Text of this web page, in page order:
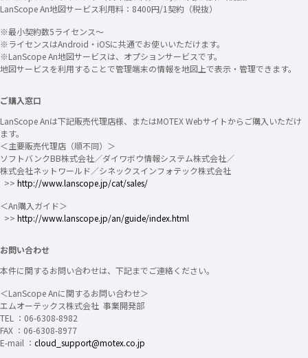
LanScope An地図サービス利用料：8400円/1契約（税抜）
※最小契約数5ライセンス～
※ライセンスはAndroid・iOSに共通でお使いいただけます。
※LanScope An地図サービスは、オプションサービスです。
地図サービスを利用することで管理端末の情報を地図上で表示・管理できます。
ご購入窓口
LanScope Anは下記販売代理店様、またはMOTEX Webサイトからご購入いただけ
ます。
＜主要販売代理店（順不同）＞
ソフトバンクBB株式会社／ダイワボウ情報システム株式会社／
株式会社ネットワールド／シネックスインフォテック株式会社
>> http://www.lanscope.jp/cat/sales/
＜An購入ガイド＞
>> http://www.lanscope.jp/an/guide/index.html
お問い合わせ
本件に関するお問い合わせは、下記までご連絡ください。
＜LanScope Anに関するお問い合わせ＞
エムオーテックス株式会社 事業開発部
TEL ：06-6308-8982
FAX ：06-6308-8977
E-mail ： cloud_support@motex.co.jp